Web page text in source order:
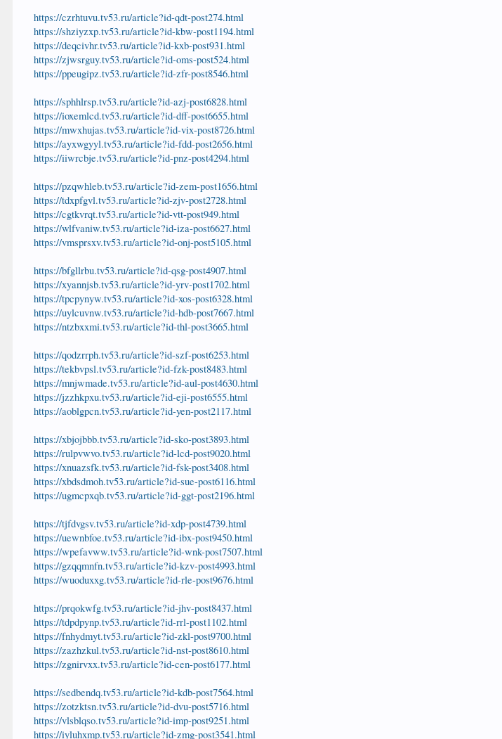
https://czrhtuvu.tv53.ru/article?id-qdt-post274.html
https://shziyzxp.tv53.ru/article?id-kbw-post1194.html
https://deqcivhr.tv53.ru/article?id-kxb-post931.html
https://zjwsrguy.tv53.ru/article?id-oms-post524.html
https://ppeugipz.tv53.ru/article?id-zfr-post8546.html
https://sphhlrsp.tv53.ru/article?id-azj-post6828.html
https://ioxemlcd.tv53.ru/article?id-dff-post6655.html
https://mwxhujas.tv53.ru/article?id-vix-post8726.html
https://ayxwgyyl.tv53.ru/article?id-fdd-post2656.html
https://iiwrcbje.tv53.ru/article?id-pnz-post4294.html
https://pzqwhleb.tv53.ru/article?id-zem-post1656.html
https://tdxpfgvl.tv53.ru/article?id-zjv-post2728.html
https://cgtkvrqt.tv53.ru/article?id-vtt-post949.html
https://wlfvaniw.tv53.ru/article?id-iza-post6627.html
https://vmsprsxv.tv53.ru/article?id-onj-post5105.html
https://bfgllrbu.tv53.ru/article?id-qsg-post4907.html
https://xyannjsb.tv53.ru/article?id-yrv-post1702.html
https://tpcpynyw.tv53.ru/article?id-xos-post6328.html
https://uylcuvnw.tv53.ru/article?id-hdb-post7667.html
https://ntzbxxmi.tv53.ru/article?id-thl-post3665.html
https://qodzrrph.tv53.ru/article?id-szf-post6253.html
https://tekbvpsl.tv53.ru/article?id-fzk-post8483.html
https://mnjwmade.tv53.ru/article?id-aul-post4630.html
https://jzzhkpxu.tv53.ru/article?id-eji-post6555.html
https://aoblgpcn.tv53.ru/article?id-yen-post2117.html
https://xbjojbbb.tv53.ru/article?id-sko-post3893.html
https://rulpvwvo.tv53.ru/article?id-lcd-post9020.html
https://xnuazsfk.tv53.ru/article?id-fsk-post3408.html
https://xbdsdmoh.tv53.ru/article?id-sue-post6116.html
https://ugmcpxqb.tv53.ru/article?id-ggt-post2196.html
https://tjfdvgsv.tv53.ru/article?id-xdp-post4739.html
https://uewnbfoe.tv53.ru/article?id-ibx-post9450.html
https://wpefavww.tv53.ru/article?id-wnk-post7507.html
https://gzqqmnfn.tv53.ru/article?id-kzv-post4993.html
https://wuoduxxg.tv53.ru/article?id-rle-post9676.html
https://prqokwfg.tv53.ru/article?id-jhv-post8437.html
https://tdpdpynp.tv53.ru/article?id-rrl-post1102.html
https://fnhydmyt.tv53.ru/article?id-zkl-post9700.html
https://zazhzkul.tv53.ru/article?id-nst-post8610.html
https://zgnirvxx.tv53.ru/article?id-cen-post6177.html
https://sedbendq.tv53.ru/article?id-kdb-post7564.html
https://zotzktsn.tv53.ru/article?id-dvu-post5716.html
https://vlsblqso.tv53.ru/article?id-imp-post9251.html
https://iyluhxmp.tv53.ru/article?id-zmg-post3541.html